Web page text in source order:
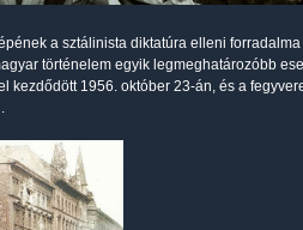
a sztálinista diktatúra elleni
történelem egyik legmeghatározóbb
kezdődött 1956. október 23-án, és a